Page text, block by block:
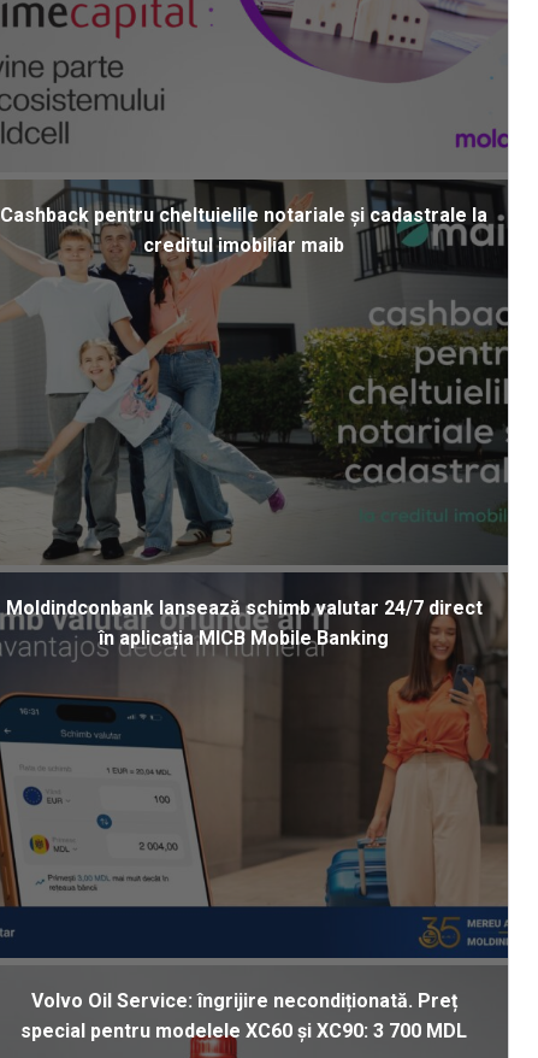
Cashback pentru cheltuielile notariale și cadastrale la
creditul imobiliar maib
Moldindconbank lansează schimb valutar 24/7 direct
în aplicația MICB Mobile Banking
Volvo Oil Service: îngrijire necondiționată. Preț
special pentru modelele XC60 și XC90: 3 700 MDL